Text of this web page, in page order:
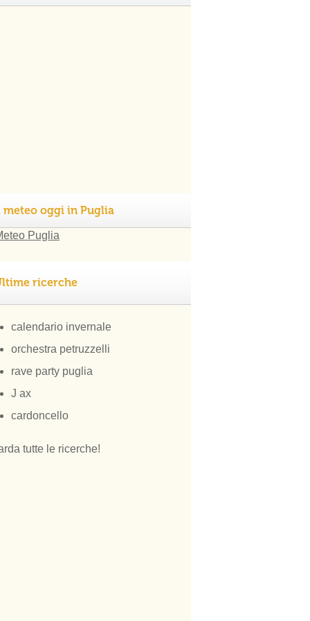
meteo oggi in Puglia
ricerche
calendario invernale
orchestra petruzzelli
rave party puglia
J ax
cardoncello
tutte le ricerche!